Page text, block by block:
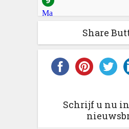
Share
Schrijf u nu